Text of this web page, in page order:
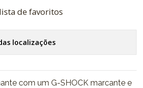
de favoritos
localizações
com um G-SHOCK marcante e